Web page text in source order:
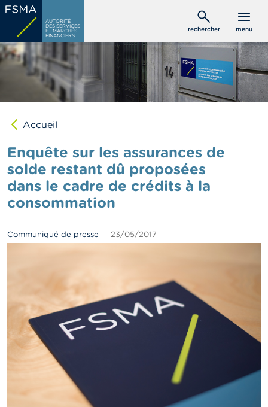
Aller
contenu
principal
AUTORITÉ
DES SERVICES
ET MARCHÉS
FINANCIERS
rechercher menu
C
s
o
m
t
u
P
r
o
f
s
L
F
S
Accueil
Enquête sur les assurances de
solde restant dû proposées
dans le cadre de crédits à la
consommation
Communiqué de presse 23/05/2017